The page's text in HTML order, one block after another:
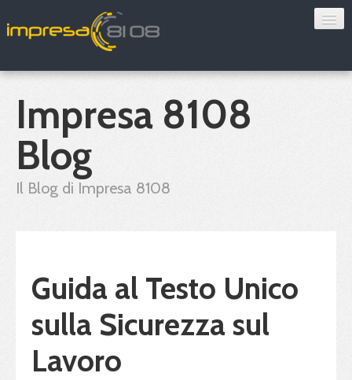
Sorveglianza sanitaria
Convenzioni
Verifica 8108
Impresa 8108
Blog
Il Blog di Impresa 8108
Guida al Testo Unico
sulla Sicurezza sul
Lavoro